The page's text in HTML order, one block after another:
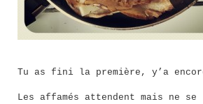
Tu as fini la première, y’a
Les affamés attendent mais ne se